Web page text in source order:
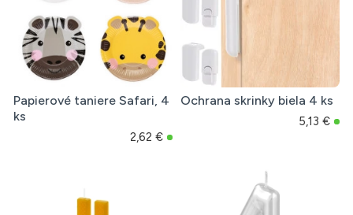
Papierové taniere Safari, 4
ks
2,62 €
Ochrana skrinky biela 4 ks
5,13 €